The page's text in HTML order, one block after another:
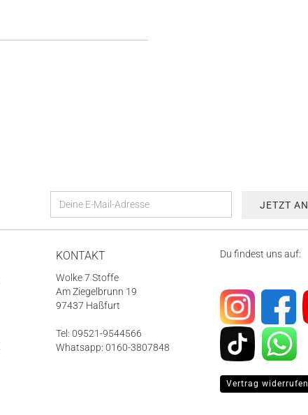
KONTAKT
Wolke 7 Stoffe
Am Ziegelbrunn 19
97437 Haßfurt
Tel: 09521-9544566
Whatsapp: 0160-3807848
Du findest uns auf:
Vertrag widerrufen